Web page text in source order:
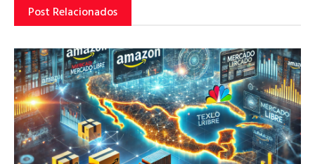
Post Relacionados